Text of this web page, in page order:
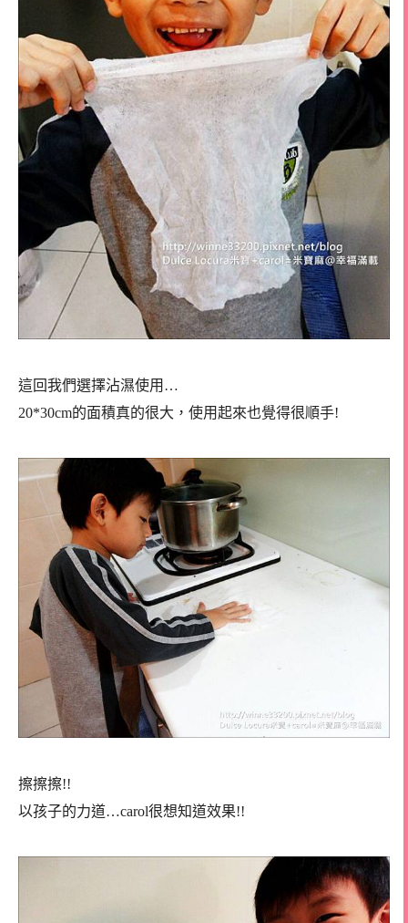
這回我們選擇沾濕使用…
20*30cm的面積真的很大，使用起來也覺得很順手!
擦擦擦!!
以孩子的力道…carol很想知道效果!!